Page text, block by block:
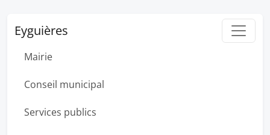
Eyguières
Mairie
Conseil municipal
Services publics